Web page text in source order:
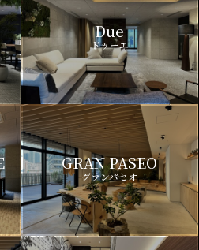
Due
ドゥーエ
GRAN PASEO
グランパセオ